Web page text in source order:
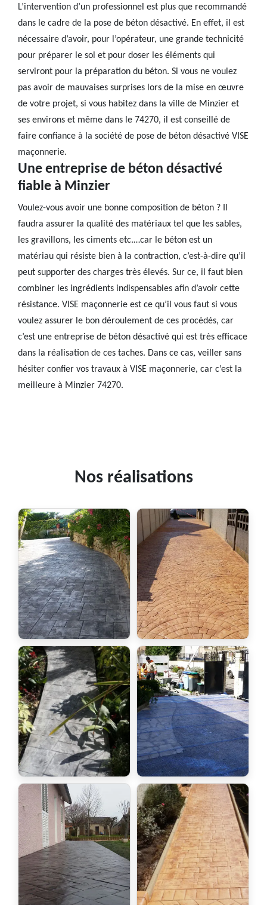
L’intervention d’un professionnel est plus que recommandé
dans le cadre de la pose de béton désactivé. En effet, il est
nécessaire d’avoir, pour l’opérateur, une grande technicité
pour préparer le sol et pour doser les éléments qui
serviront pour la préparation du béton. Si vous ne voulez
pas avoir de mauvaises surprises lors de la mise en œuvre
de votre projet, si vous habitez dans la ville de Minzier et
ses environs et même dans le 74270, il est conseillé de
faire confiance à la société de pose de béton désactivé VISE
maçonnerie.
Une entreprise de béton désactivé
fiable à Minzier
Voulez-vous avoir une bonne composition de béton ? Il
faudra assurer la qualité des matériaux tel que les sables,
les gravillons, les ciments etc.…car le béton est un
matériau qui résiste bien à la contraction, c’est-à-dire qu’il
peut supporter des charges très élevés. Sur ce, il faut bien
combiner les ingrédients indispensables afin d’avoir cette
résistance. VISE maçonnerie est ce qu’il vous faut si vous
voulez assurer le bon déroulement de ces procédés, car
c’est une entreprise de béton désactivé qui est très efficace
dans la réalisation de ces taches. Dans ce cas, veiller sans
hésiter confier vos travaux à VISE maçonnerie, car c’est la
meilleure à Minzier 74270.
Nos réalisations